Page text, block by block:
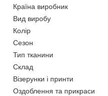
Країна виробник
Вид виробу
Колір
Сезон
Тип тканини
Склад
Візерунки і принти
Оздоблення та прикраси